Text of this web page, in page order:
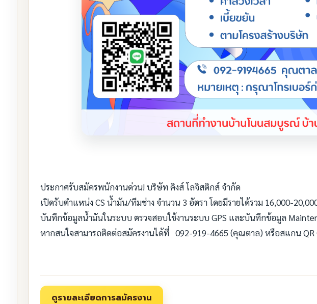
ประกาศรับสมัครพนักงานด่วน! บริษัท คิงส์ โลจิสติกส์ จำกัด
เปิดรับตำแหน่ง CS น้ำมัน/ทีมช่าง จำนวน 3 อัตรา โดยมีรายได้รวม 16,000-
บันทึกข้อมูลน้ำมันในระบบ ตรวจสอบใช้งานระบบ GPS และบันทึกข้อมูล
หากสนใจสามารถติดต่อสมัครงานได้ที่ 092-919-4665 (คุณตาล) หรือสแกน QR